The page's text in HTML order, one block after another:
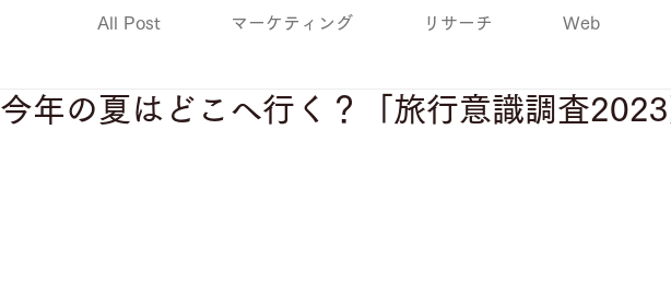
今年の夏はどこへ行く？「旅行意識調査
All Post マーケティング リサーチ Web